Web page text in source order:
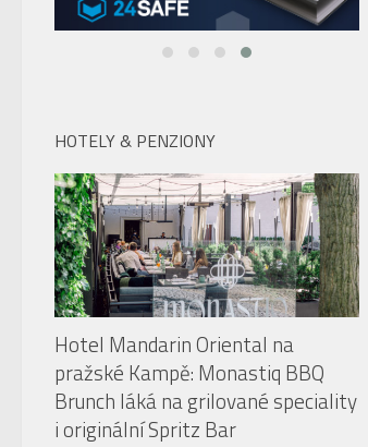
HOTELY & PENZIONY
Hotel Mandarin Oriental na
pražské Kampě: Monastiq BBQ
Brunch láká na grilované speciality
i originální Spritz Bar